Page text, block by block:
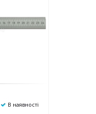
В наявності